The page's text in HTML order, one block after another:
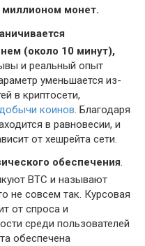
миллионом монет.
(около 10 минут),
и реальный опыт
уменьшается из-
в криптосети,
коинов. Благодаря
в равновесии, и
от хешрейта сети.
обеспечения.
BTC и называют
не совсем так. Курсовая
от спроса и
среди пользователей
обеспечена